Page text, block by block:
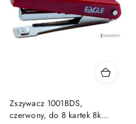
Zszywacz 1001BDS,
czerwony, do 8 kartek 8k